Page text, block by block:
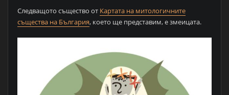
Следващото същество от Картата на митологичните
същества на България, което ще представим, е змеицата.